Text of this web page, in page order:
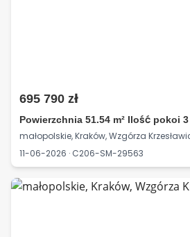
695 790 zł
Powierzchnia 51.54 m² Ilość pokoi
małopolskie, Kraków, Wzgórza
11-06-2026 · C206-SM-29563